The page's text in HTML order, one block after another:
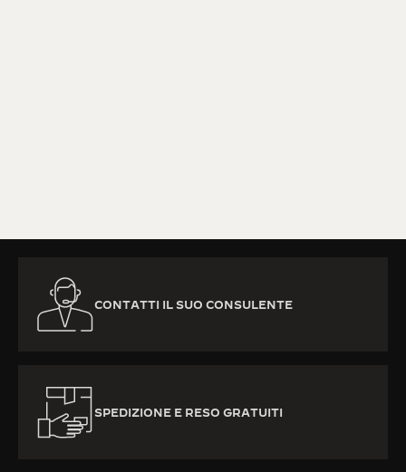
CONTATTI IL SUO CONSULENTE
SPEDIZIONE E RESO GRATUITI